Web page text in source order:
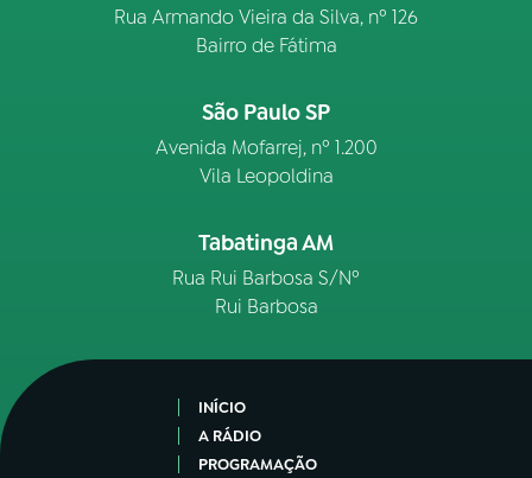
Rua Armando Vieira da Silva, nº 126
Bairro de Fátima
São Paulo SP
Avenida Mofarrej, nº 1.200
Vila Leopoldina
Tabatinga AM
Rua Rui Barbosa S/Nº
Rui Barbosa
INÍCIO
A RÁDIO
PROGRAMAÇÃO